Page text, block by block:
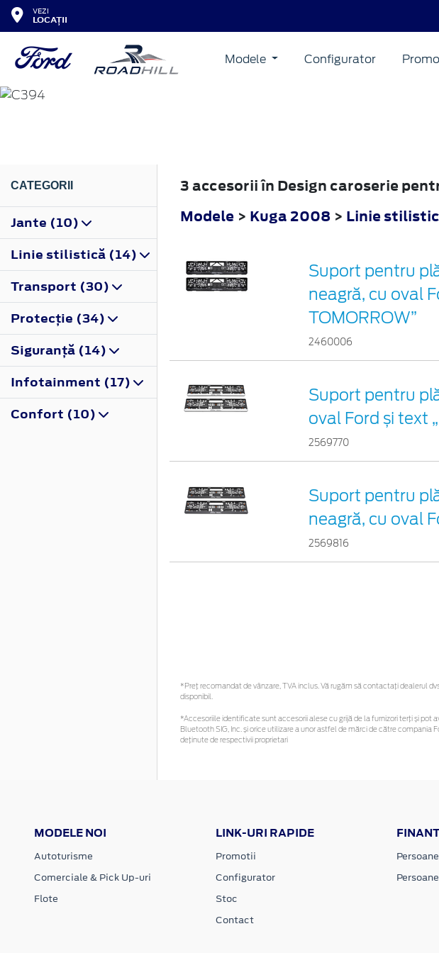
VEZI
LOCAȚII
Modele Configurator
KUGA
CATEGORII
Jante (10)
Linie stilistică (14)
Transport (30)
Protecţie (34)
Siguranţă (14)
Infotainment (17)
Confort (10)
3 accesorii în Design caroserie
Modele > Kuga 2008 > Linie
Suport pentru
neagră, cu oval
TOMORROW”
2460006
Suport pentru
oval Ford și text
2569770
Suport pentru
neagră, cu oval
2569816
*Preţ recomandat de vânzare, TVA inclus. Vă rugăm să contactaţi dealerul
disponibil.
*Accesoriile identificate sunt accesorii alese cu grijă de la furnizori terți și
Bluetooth SIG, Inc. și orice utilizare a unor astfel de mărci de către
deținute de respectivii proprietari
MODELE NOI
Autoturisme
Comerciale & Pick Up-uri
Flote
LINK-URI RAPIDE
Promotii
Configurator
Stoc
Contact